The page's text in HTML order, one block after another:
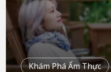
Khám Phá Ẩm Thực